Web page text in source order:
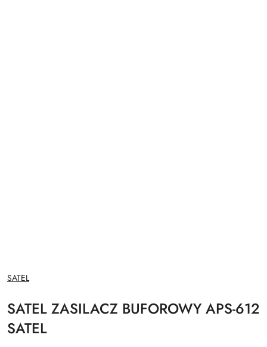
NAZWA
PRODUCENTA:
SATEL
SATEL ZASILACZ BUFOROWY APS-612
SATEL